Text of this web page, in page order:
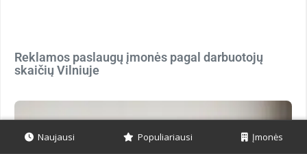
Reklamos paslaugų įmonės pagal darbuotojų
skaičių Vilniuje
Naujausi Populiariausi Įmonės